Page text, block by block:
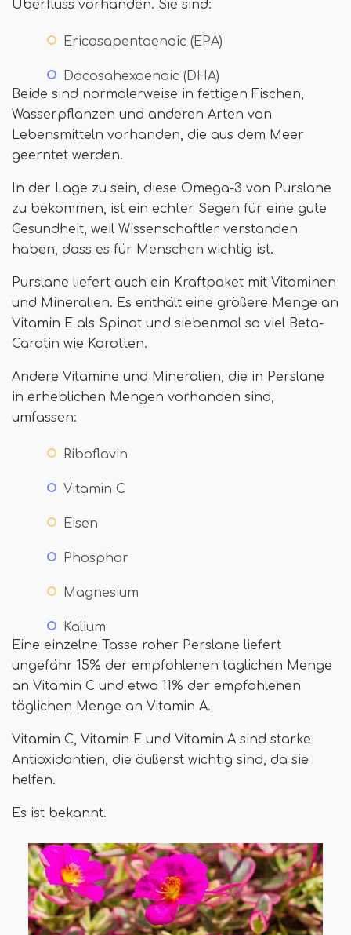
Überfluss vorhanden. Sie sind:
Ericosapentaenoic (EPA)
Docosahexaenoic (DHA)
Beide sind normalerweise in fettigen Fischen,
Wasserpflanzen und anderen Arten von
Lebensmitteln vorhanden, die aus dem Meer
geerntet werden.
In der Lage zu sein, diese Omega-3 von Purslane
zu bekommen, ist ein echter Segen für eine gute
Gesundheit, weil Wissenschaftler verstanden
haben, dass es für Menschen wichtig ist.
Purslane liefert auch ein Kraftpaket mit Vitaminen
und Mineralien. Es enthält eine größere Menge an
Vitamin E als Spinat und siebenmal so viel Beta-
Carotin wie Karotten.
Andere Vitamine und Mineralien, die in Perslane
in erheblichen Mengen vorhanden sind,
umfassen:
Riboflavin
Vitamin C
Eisen
Phosphor
Magnesium
Kalium
Eine einzelne Tasse roher Perslane liefert
ungefähr 15% der empfohlenen täglichen Menge
an Vitamin C und etwa 11% der empfohlenen
täglichen Menge an Vitamin A.
Vitamin C, Vitamin E und Vitamin A sind starke
Antioxidantien, die äußerst wichtig sind, da sie
helfen.
Es ist bekannt.